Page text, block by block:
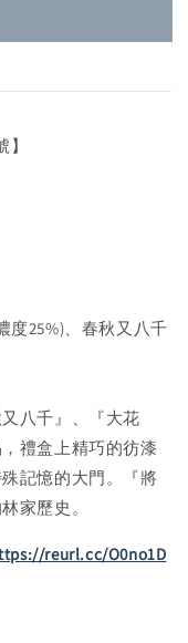
度25%)、春秋又八千
八千』、『大花
禮盒上精巧的彷漆
記憶的大門。『將
家歷史。
reurl.cc/O0no1D